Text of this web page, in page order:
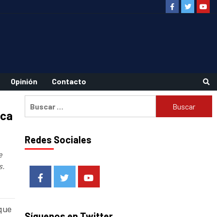
FacebookTwitter
Opinión Contacto
Redes Sociales
FacebookTwitterYoutube